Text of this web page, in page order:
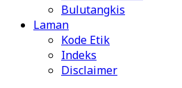
Bulutangkis
Laman
Kode Etik
Indeks
Disclaimer